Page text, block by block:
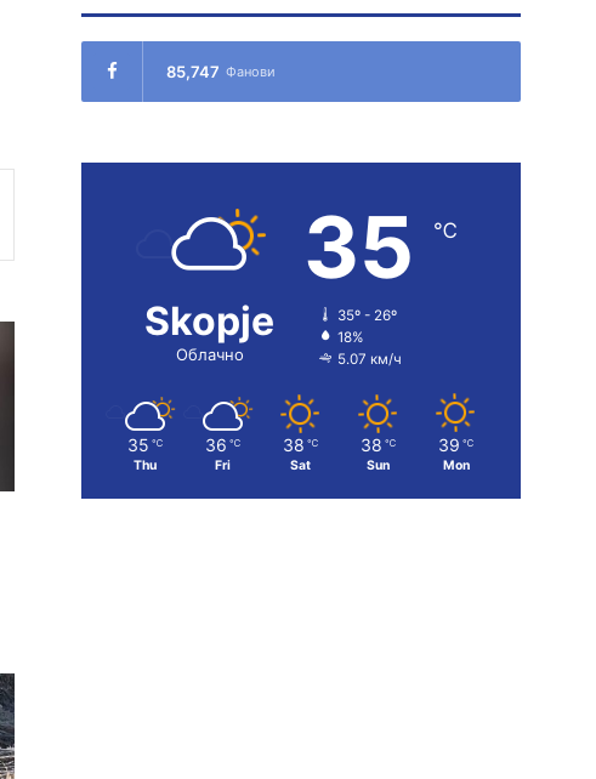
85,747 Фанови
Skopje
Облачно
35 ℃
35º - 26º
18%
5.07 км/ч
35 ℃
Thu
36 ℃
Fri
38 ℃
Sat
38 ℃
Sun
39 ℃
Mon